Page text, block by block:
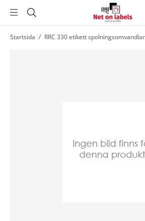
HoppaStartsida / RRC 330 etikett